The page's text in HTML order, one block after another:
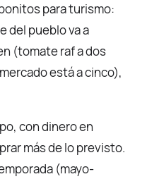
para turismo:
del pueblo va a
(tomate raf a dos
está a cinco),
con dinero en
más de lo previsto.
(mayo-